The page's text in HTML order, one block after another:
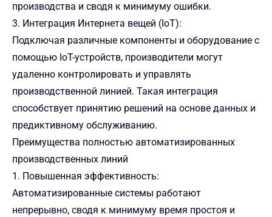
производства и сводя к минимуму ошибки.
3. Интеграция Интернета вещей (IoT):
Подключая различные компоненты и оборудование с
помощью IoT-устройств, производители могут
удаленно контролировать и управлять
производственной линией. Такая интеграция
способствует принятию решений на основе данных и
предиктивному обслуживанию.
Преимущества полностью автоматизированных
производственных линий
1. Повышенная эффективность:
Автоматизированные системы работают
непрерывно, сводя к минимуму время простоя и